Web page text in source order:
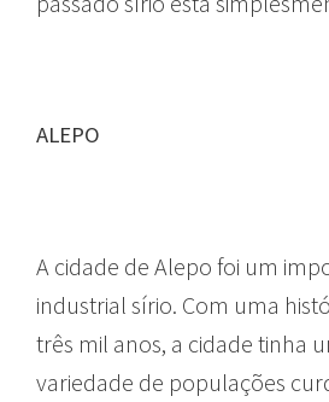
ALEPO
A cidade de Alepo foi um
industrial sírio. Com uma
três mil anos, a cidade tinha
variedade de populações